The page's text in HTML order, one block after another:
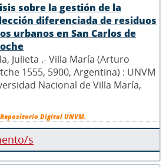
sobre la gestión de la
diferenciada de residuos
urbanos en San Carlos de
Julieta .- Villa María (Arturo
1555, 5900, Argentina) : UNVM
Nacional de Villa María,
Digital UNVM.
s